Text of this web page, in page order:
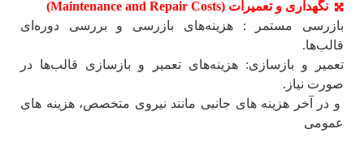
نگهداری و تعمیرات (Maintenance and Repair Costs)
بازرسی مستمر : هزینه‌های بازرسی و بررسی دوره‌ای
قالب‌ها.
تعمیر و بازسازی: هزینه‌های تعمیر و بازسازی قالب‌ها در
صورت نیاز.
و در آخر هزینه های جانبی مانند نیروی متخصص، هزینه های
عمومی